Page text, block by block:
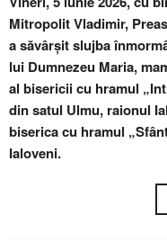
Mitropolit Vladimir,
a săvârșit slujba
lui Dumnezeu Maria,
al bisericii cu hramul
din satul Ulmu, raionul
biserica cu hramul
Ialoveni.